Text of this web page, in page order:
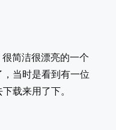
简洁很漂亮的一个
当时是看到有一位
载来用了下。